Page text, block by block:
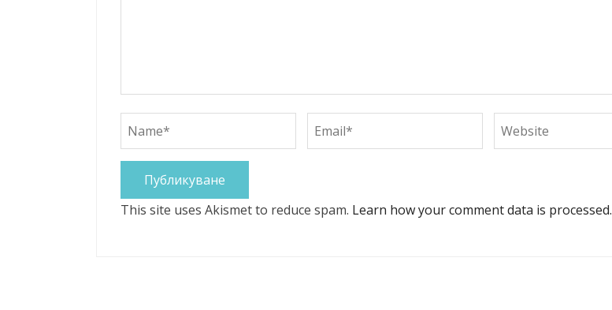
This site uses Akismet to reduce spam. Learn how your comment data is processed.